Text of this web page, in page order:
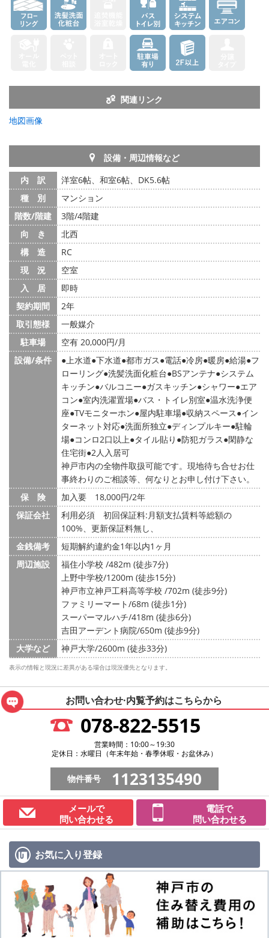
関連リンク
地図画像
設備・周辺情報など
内 訳
洋室6帖、和室6帖、DK5.6帖
種 別
マンション
階数/階建
3階/4階建
向 き
北西
構 造
RC
現 況
空室
入 居
即時
契約期間
2年
取引態様
一般媒介
駐車場
空有 20,000円/月
設備/条件
上水道 下水道 都市ガス 電話 冷房 暖房 給湯 フ
ローリング 洗髪洗面化粧台 BSアンテナ システム
キッチン バルコニー ガスキッチン シャワー エア
コン 室内洗濯置場 バス・トイレ別室 温水洗浄便
座 TVモニターホン 屋内駐車場 収納スペース イン
ターネット対応 洗面所独立 ディンプルキー 駐輪
場 コンロ2口以上 タイル貼り 防犯ガラス 閑静な
住宅街 2人入居可
神戸市内の全物件取扱可能です。現地待ち合せお仕
事終わりのご相談等、何なりとお申し付け下さい。
保 険
加入要 18,000円/2年
保証会社
利用必須 初回保証料:月額支払賃料等総額の
100%、更新保証料無し、
金銭備考
短期解約違約金1年以内1ヶ月
周辺施設
福住小学校 /482m (徒歩7分)
上野中学校/1200m (徒歩15分)
神戸市立神戸工科高等学校 /702m (徒歩9分)
ファミリーマート/68m (徒歩1分)
スーパーマルハチ/418m (徒歩6分)
吉田アーデント病院/650m (徒歩9分)
大学など
神戸大学/2600m (徒歩33分)
表示の情報と現況に差異がある場合は現況優先となります。
お問い合わせ·内覧予約はこちらから
078-822-5515
営業時間：10:00～19:30
定休日：水曜日（年末年始・春季休暇・お盆休み）
物件番号 1123135490
メールで
問い合わせる
電話で
問い合わせる
お気に入り登録